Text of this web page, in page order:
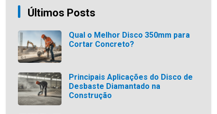
Últimos Posts
Qual o Melhor Disco 350mm para
Cortar Concreto?
Principais Aplicações do Disco de
Desbaste Diamantado na
Construção